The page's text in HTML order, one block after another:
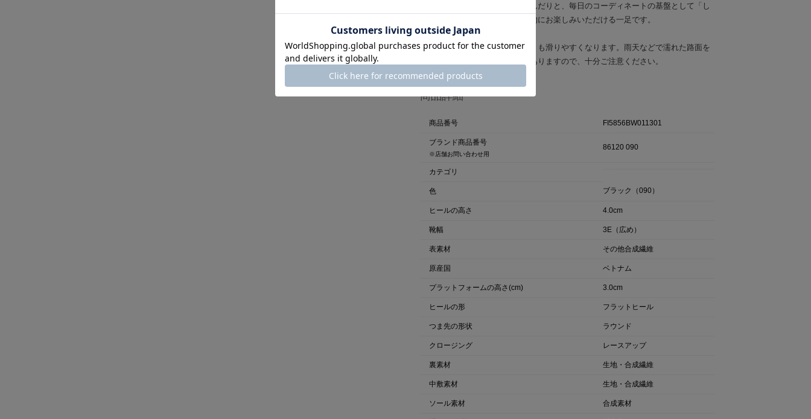
ドのアウトドアスタイルを楽しんだりと、毎日のコーディネートの基盤として「し
っかり支える履き心地」を日常的にお楽しみいただける一足です。
※完全防水ではございません。
※濡れた路面では乾いた路面よりも滑りやすくなります。雨天などで濡れた路面を
歩く場合は、転倒などの危険がありますので、十分ご注意ください。
商品詳細
商品番号 FI5856BW011301
ブランド商品番号
※店舗お問い合わせ用
86120 090
カテゴリ
色 ブラック（090）
ヒールの高さ 4.0cm
靴幅 3E（広め）
表素材 その他合成繊維
原産国 ベトナム
プラットフォームの高さ(cm) 3.0cm
ヒールの形 フラットヒール
つま先の形状 ラウンド
クロージング レースアップ
裏素材 生地・合成繊維
中敷素材 生地・合成繊維
ソール素材 合成素材